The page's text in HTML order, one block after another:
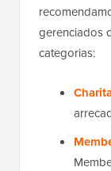
gerenciados
categorias: